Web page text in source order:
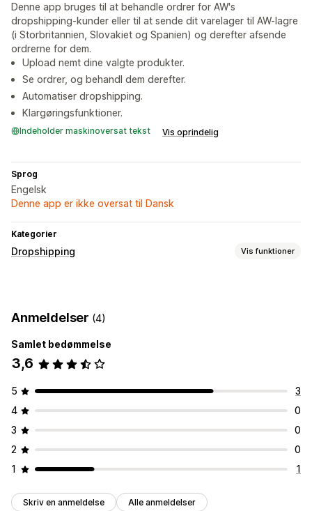
Denne app bruges til at behandle ordrer for AW's
dropshipping-kunder eller til at sende dit varelager til AW-lagre
(i Storbritannien, Slovakiet og Spanien) og derefter afsende
ordrerne for dem.
Upload nemt dine valgte produkter.
Se ordrer, og behandl dem derefter.
Automatiser dropshipping.
Klargøringsfunktioner.
Indeholder maskinoversat tekst Vis oprindelig
Sprog
Engelsk
Denne app er ikke oversat til Dansk
Kategorier
Dropshipping Vis funktioner
Sundhed og skønhed
Møbler
Indkøbslokationer
Anmeldelser (4)
Samlet bedømmelse
3,6
5
3
4
0
3
0
2
0
1
1
Skriv en anmeldelse Alle anmeldelser